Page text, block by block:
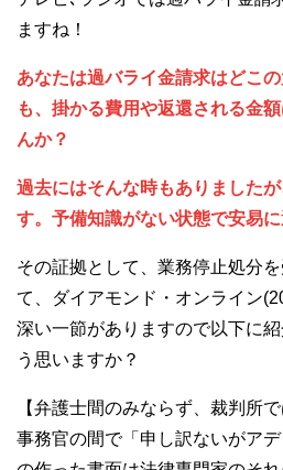
ますね！
あなたは過バライ金請求はどこ
も、掛かる費用や返還される金
んか？
過去にはそんな時もありました
す。予備知識がない状態で安易に
その証拠として、業務停止処分
て、ダイアモンド・オンライン
深い一節がありますので以下に
う思いますか？
【弁護士間のみならず、裁判所
事務官の間で「申し訳ないがアデ